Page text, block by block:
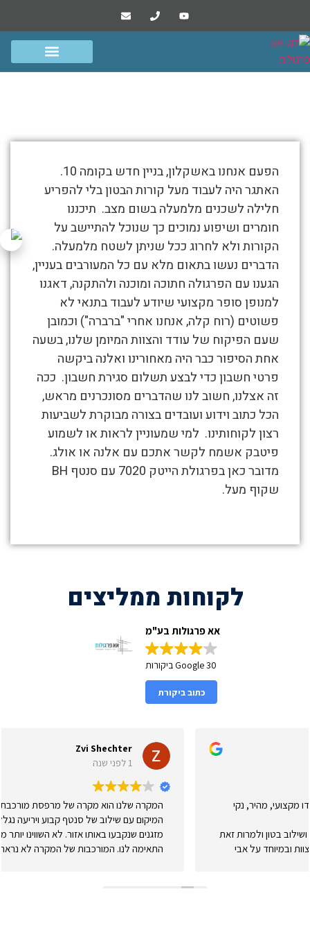
התמונות
מטה
מספרות
את
סיפור
אלנה
–
אשקלון
הפעם אנחנו באשקלון, בניין חדש בקומה 10.
האתגר היה לעבוד מעל קורות הבטון בלי להפריע
חלילה לשכנים מלמעלה בשום מצב. תיכננו
חומרים ושיפוע נמוכים כך שנוכל להתיישב על
הקורות ולא לחרוג ככל שניתן לשטח מלמעלה.
הדברים נעשו בתאום מלא עם כל המעורבים בעניין,
הגענו עם הפרגולה חתוכה ומוכנה ולהתקנה, דאגנו
למנופן סופר מקצועי שיודע לעבוד בתנאי לא
פשוטים (רוח קלה, אנחנו אחרי "ברברה") וכמובן
שעם הפיקוח של עודד והצוות המיומן שלנו, בשעה
אחת הסיפור כבר היה מאחורינו ואלנה ביקשה
פרטי חשבון כדי לבצע תשלום סגירת חשבון. ככה
זה אצלנו, חשוב לנו שהדברים מסונכרנים מראש,
הכל כתוב וידוע ועובדים בצורה מבוקרת לשביעות
רצון לקוחותינו. למי שמעוניין לראות או לשמוע
פיטבק אשמח לקשר אתכם עם אלנה או אולג.
מדובר כאן בפרגולת הייטק 7020 עם סנטף BH
שקוף מעל.
לקוחות ממליצים
אא פרגולות בע"מ
30 Google ביקורות
כתוב ביקורת
Zvi Shechter
המקרה שלנו הוא מקרה של מרפסת מורכבת בבני ברק, גם בגלל
המיקום עם שילוב של סנטף קבוע ויריעה נגללת לצורך סוכה
מזגנים שנקבעו באותו אזור. לא השווינו יותר מדי מחירים אבל
התאימה לנו. המורכבות של המקרה לא נראתה במבט ראשון
התבצעה כמו שצריך. אנחנו עדיין מחכים לסערות החורף לוודא
זאת